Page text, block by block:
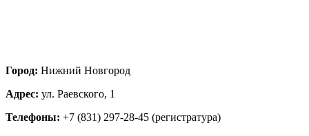
Город: Нижний Новгород
Адрес: ул. Раевского, 1
Телефоны: +7 (831) 297-28-45 (регистратура)